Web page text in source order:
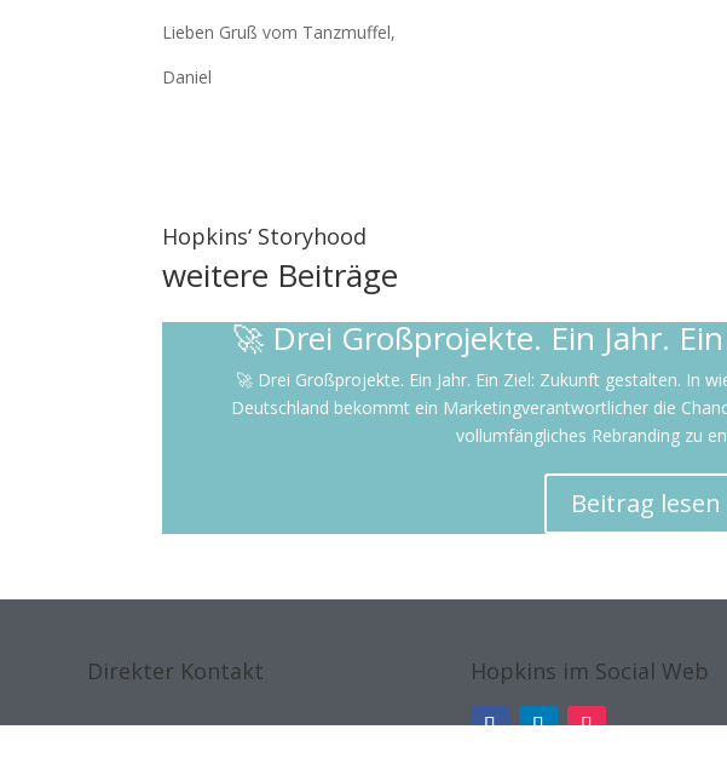
Lieben Gruß vom Tanzmuffel,
Daniel
Hopkins‘ Storyhood
weitere Beiträge
🚀 Drei Großprojekte. Ein Jahr.
🚀 Drei Großprojekte. Ein Jahr. Ein Ziel: Zukunft gestalten. In
Deutschland bekommt ein Marketingverantwortlicher die
vollumfängliches Rebranding zu
Beitrag lesen
Direkter Kontakt Hopkins im Social Web